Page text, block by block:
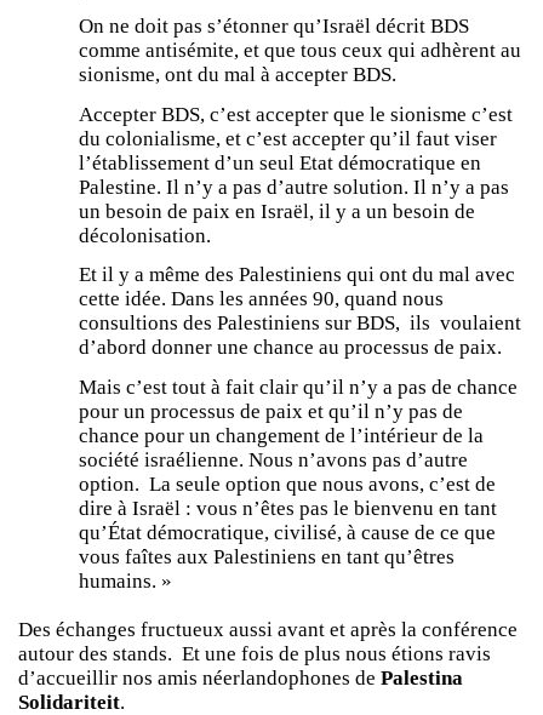
On ne doit pas s’étonner qu’Israël décrit BDS
comme antisémite, et que tous ceux qui adhèrent au
sionisme, ont du mal à accepter BDS.
Accepter BDS, c’est accepter que le sionisme c’est
du colonialisme, et c’est accepter qu’il faut viser
l’établissement d’un seul Etat démocratique en
Palestine. Il n’y a pas d’autre solution. Il n’y a pas
un besoin de paix en Israël, il y a un besoin de
décolonisation.
Et il y a même des Palestiniens qui ont du mal avec
cette idée. Dans les années 90, quand nous
consultions des Palestiniens sur BDS, ils voulaient
d’abord donner une chance au processus de paix.
Mais c’est tout à fait clair qu’il n’y a pas de chance
pour un processus de paix et qu’il n’y pas de
chance pour un changement de l’intérieur de la
société israélienne. Nous n’avons pas d’autre
option. La seule option que nous avons, c’est de
dire à Israël : vous n’êtes pas le bienvenu en tant
qu’État démocratique, civilisé, à cause de ce que
vous faîtes aux Palestiniens en tant qu’êtres
humains. »
Des échanges fructueux aussi avant et après la conférence
autour des stands. Et une fois de plus nous étions ravis
d’accueillir nos amis néerlandophones de Palestina
Solidariteit.